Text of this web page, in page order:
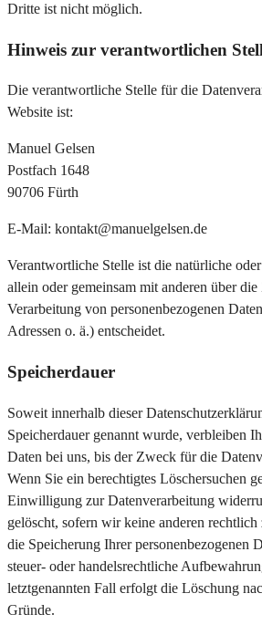
Dritte ist nicht möglich.
Hinweis zur verantwortlichen
Die verantwortliche Stelle für die
Website ist:
Manuel Gelsen
Postfach 1648
90706 Fürth
E-Mail: kontakt@manuelgelsen.de
Verantwortliche Stelle ist die natürliche
allein oder gemeinsam mit anderen über
Verarbeitung von personenbezogenen
Adressen o. ä.) entscheidet.
Speicherdauer
Soweit innerhalb dieser
Speicherdauer genannt wurde, verbleiben
Daten bei uns, bis der Zweck für die
Wenn Sie ein berechtigtes Löschersuchen
Einwilligung zur Datenverarbeitung
gelöscht, sofern wir keine anderen
die Speicherung Ihrer personenbezogenen
steuer- oder handelsrechtliche
letztgenannten Fall erfolgt die Löschung
Gründe.